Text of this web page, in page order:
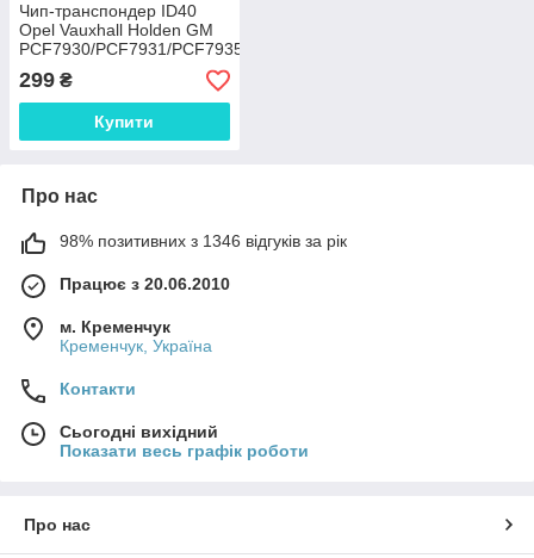
Чип-транспондер ID40
Opel Vauxhall Holden GM
PCF7930/PCF7931/PCF7935
(Zafira Tigra Barina
Speedster Agila Vec
299 ₴
Купити
Про нас
98% позитивних з 1346 відгуків за рік
Працює з 20.06.2010
м. Кременчук
Кременчук, Україна
Контакти
Сьогодні вихідний
Показати весь графік роботи
Про нас